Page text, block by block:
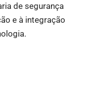
de segurança
e à integração